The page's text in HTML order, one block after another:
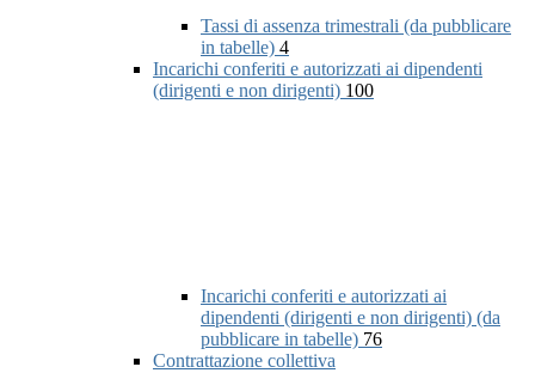
Tassi di assenza trimestrali (da pubblicare
in tabelle) 4
Incarichi conferiti e autorizzati ai dipendenti
(dirigenti e non dirigenti) 100
Incarichi conferiti e autorizzati ai
dipendenti (dirigenti e non dirigenti) (da
pubblicare in tabelle) 76
Contrattazione collettiva